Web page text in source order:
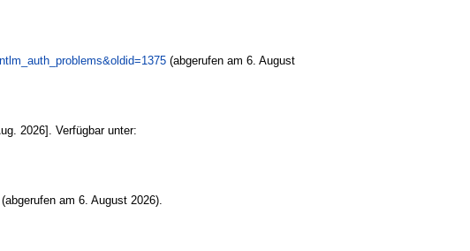
(abgerufen am 6. August
2026]. Verfügbar unter:
am 6. August 2026).